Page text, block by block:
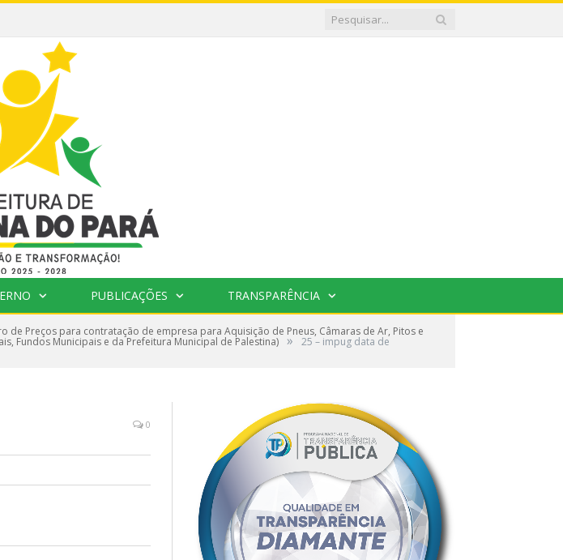
PUBLICAÇÕES TRANSPARÊNCIA
de Preços para contratação de empresa para Aquisição de Pneus, Câmaras de Ar, Pitos e
Fundos Municipais e da Prefeitura Municipal de Palestina) » 25 – impug data de
0